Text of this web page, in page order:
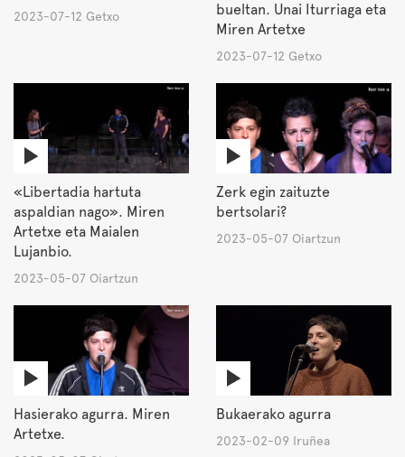
2023-07-12 Getxo
bueltan. Unai Iturriaga eta
Miren Artetxe
2023-07-12 Getxo
«Libertadia hartuta
aspaldian nago». Miren
Artetxe eta Maialen
Lujanbio.
2023-05-07 Oiartzun
Zerk egin zaituzte
bertsolari?
2023-05-07 Oiartzun
Hasierako agurra. Miren
Artetxe.
Bukaerako agurra
2023-02-09 Iruñea